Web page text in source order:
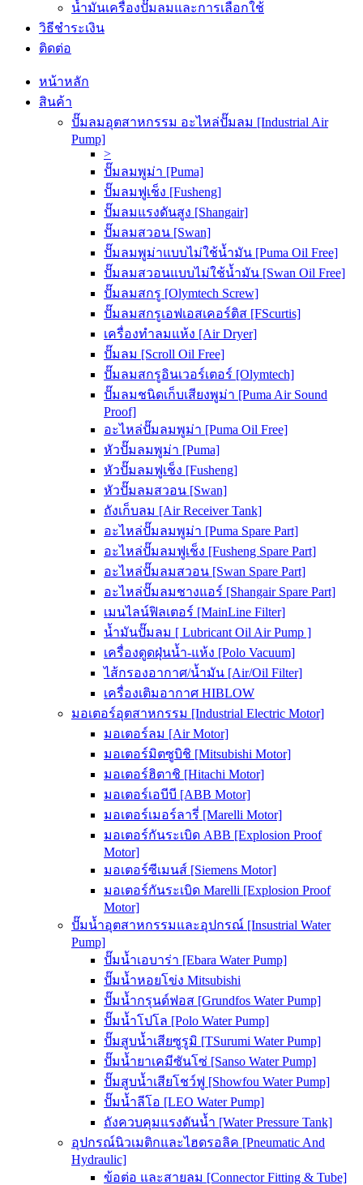
น้ำมันเครื่องปั๊มลมและการเลือกใช้
วิธีชำระเงิน
ติดต่อ
หน้าหลัก
สินค้า
ปั๊มลมอุตสาหกรรม อะไหล่ปั๊มลม [Industrial Air
Pump]
>
ปั๊มลมพูม่า [Puma]
ปั๊มลมฟูเช็ง [Fusheng]
ปั๊มลมแรงดันสูง [Shangair]
ปั๊มลมสวอน [Swan]
ปั๊มลมพูม่าแบบไม่ใช้น้ำมัน [Puma Oil Free]
ปั๊มลมสวอนแบบไม่ใช้น้ำมัน [Swan Oil Free]
ปั๊มลมสกรู [Olymtech Screw]
ปั๊มลมสกรูเอฟเอสเคอร์ติส [FScurtis]
เครื่องทำลมแห้ง [Air Dryer]
ปั๊มลม [Scroll Oil Free]
ปั๊มลมสกรูอินเวอร์เตอร์ [Olymtech]
ปั๊มลมชนิดเก็บเสียงพูม่า [Puma Air Sound
Proof]
อะไหล่ปั๊มลมพูม่า [Puma Oil Free]
หัวปั๊มลมพูม่า [Puma]
หัวปั๊มลมฟูเช็ง [Fusheng]
หัวปั๊มลมสวอน [Swan]
ถังเก็บลม [Air Receiver Tank]
อะไหล่ปั๊มลมพูม่า [Puma Spare Part]
อะไหล่ปั๊มลมฟูเช็ง [Fusheng Spare Part]
อะไหล่ปั๊มลมสวอน [Swan Spare Part]
อะไหล่ปั๊มลมชางแอร์ [Shangair Spare Part]
เมนไลน์ฟิลเตอร์ [MainLine Filter]
น้ำมันปั๊มลม [ Lubricant Oil Air Pump ]
เครื่องดูดฝุ่นน้ำ-แห้ง [Polo Vacuum]
ไส้กรองอากาศ/น้ำมัน [Air/Oil Filter]
เครื่องเติมอากาศ HIBLOW
มอเตอร์อุตสาหกรรม [Industrial Electric Motor]
มอเตอร์ลม [Air Motor]
มอเตอร์มิตซูบิชิ [Mitsubishi Motor]
มอเตอร์ฮิตาชิ [Hitachi Motor]
มอเตอร์เอบีบี [ABB Motor]
มอเตอร์เมอร์ลารี่ [Marelli Motor]
มอเตอร์กันระเบิด ABB [Explosion Proof
Motor]
มอเตอร์ซีเมนส์ [Siemens Motor]
มอเตอร์กันระเบิด Marelli [Explosion Proof
Motor]
ปั๊มน้ำอุตสาหกรรมและอุปกรณ์ [Insustrial Water
Pump]
ปั๊มน้ำเอบาร่า [Ebara Water Pump]
ปั๊มน้ำหอยโข่ง Mitsubishi
ปั๊มน้ำกรุนด์ฟอส [Grundfos Water Pump]
ปั๊มน้ำโปโล [Polo Water Pump]
ปั๊มสูบน้ำเสียซูรูมิ [TSurumi Water Pump]
ปั๊มน้ำยาเคมีซันโซ่ [Sanso Water Pump]
ปั๊มสูบน้ำเสียโชว์ฟู [Showfou Water Pump]
ปั๊มน้ำลีโอ [LEO Water Pump]
ถังควบคุมแรงดันน้ำ [Water Pressure Tank]
อุปกรณ์นิวเมติกและไฮดรอลิค [Pneumatic And
Hydraulic]
ข้อต่อ และสายลม [Connector Fitting & Tube]